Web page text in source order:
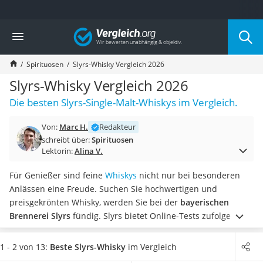
Die beliebtesten Vergleiche nach Kategorie
Lebensmittel
Schwarzkümmelöl
Knäckebrot
Schwarzkümmelöl-Kapseln
Manukahonig
Eiklar
Balsamico-Essig
Schwarzkümmelöl bio
Honig
Gemüsebrühe
Eiskaffee-Pulver
Irischer Whiskey
Grapefruitkernextrakt
Matcha-Set
Vergleich
Spirituosen Slyrs-Whisky Vergleich 2026
Slyrs-Whisky Vergleich 2026
Die besten Slyrs-Single-Malt-Whiskys im Vergleich.
Von: Marc H.
Redakteur
schreibt über:Spirituosen
Lektorin:Alina V.
Für Genießer sind feine Whiskys nicht nur bei besonderen
Anlässen eine Freude. Suchen Sie hochwertigen und
preisgekrönten Whisky, werden Sie bei der bayerischen
Brennerei Slyrs fündig. Slyrs bietet Online-Tests zufolge eine
ganze Reihe verschiedener Single-Malt-Whiskys.
Bekannt sind die mehrjährig gereiften Slyrs-Whiskys mit
1 - 2 von 13: Beste Slyrs-Whisky im Vergleich